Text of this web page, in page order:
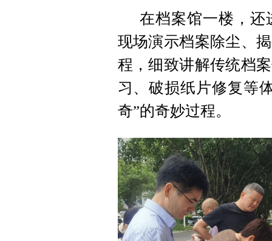
在档案馆一楼，还
现场演示档案除尘、
程，细致讲解传统档
习、破损纸片修复等
奇”的奇妙过程。